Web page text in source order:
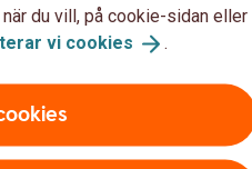
för Kapitalförsäkring Depå.
Teckningsdatum framgår av
du vill, på cookie-sidan eller
vi cookies .